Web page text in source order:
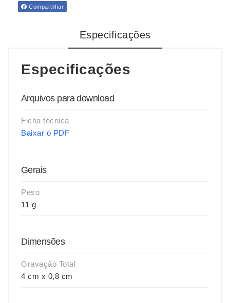
Compartilhar
Especificações
Especificações
Arquivos para download
Ficha técnica
Baixar o PDF
Gerais
Peso
11 g
Dimensões
Gravação Total
4 cm x 0,8 cm